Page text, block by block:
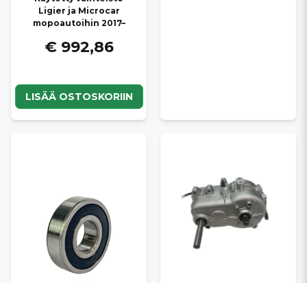
Ligier ja Microcar
mopoautoihin 2017–
€ 992,86
LISÄÄ OSTOSKORIIN